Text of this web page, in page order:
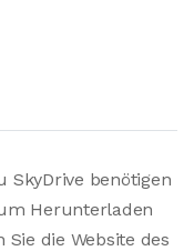
SkyDrive benötigen
Herunterladen
die Website des